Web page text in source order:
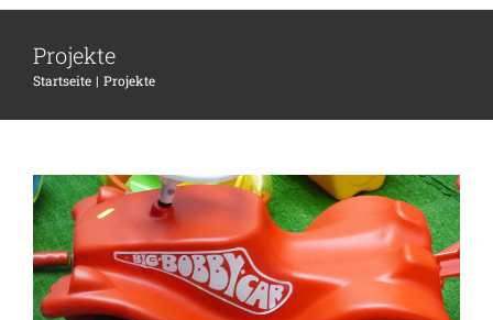
Projekte
Startseite Projekte